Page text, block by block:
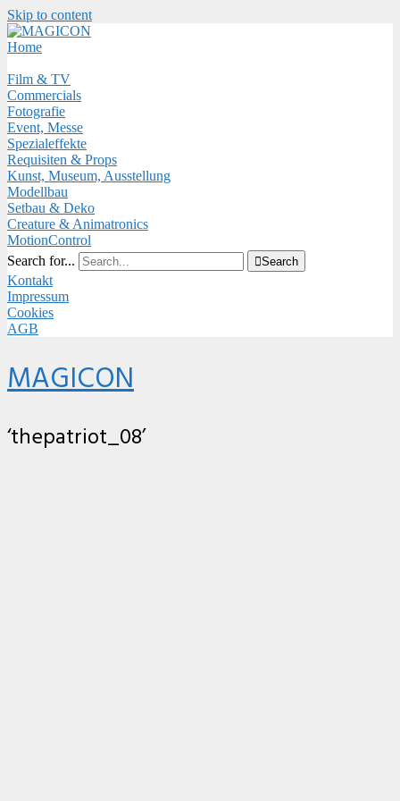
Skip to content
Close
Menu
Home
Film & TV
Commercials
Fotografie
Event, Messe
Spezialeffekte
Requisiten & Props
Kunst, Museum, Ausstellung
Modellbau
Setbau & Deko
Creature & Animatronics
MotionControl
Search for...
Search
Kontakt
Impressum
Cookies
AGB
MAGICON
‘thepatriot_08’